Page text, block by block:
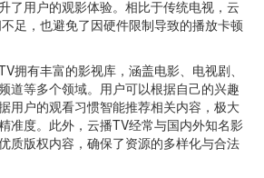
了用户的观影体验。相比于传统电视，云
足，也避免了因硬件限制导致的播放卡顿
拥有丰富的影视库，涵盖电影、电视剧、
道等多个领域。用户可以根据自己的兴趣
用户的观看习惯智能推荐相关内容，极大
准度。此外，云播TV经常与国内外知名影
质版权内容，确保了资源的多样化与合法